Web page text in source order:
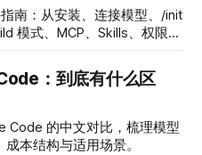
南：从安装、连接模型、/init
模式、MCP、Skills、权限和
：到底有什么区
Code 的中文对比，梳理模型
本结构与适用场景。